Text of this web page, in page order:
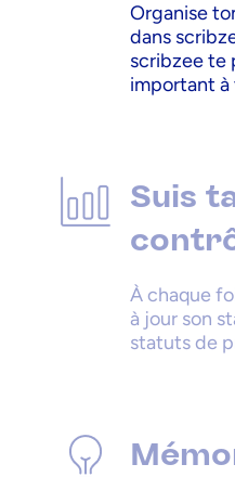
Organise
dans
scribzee te
important à
Suis
À chaque
à jour son
statuts de